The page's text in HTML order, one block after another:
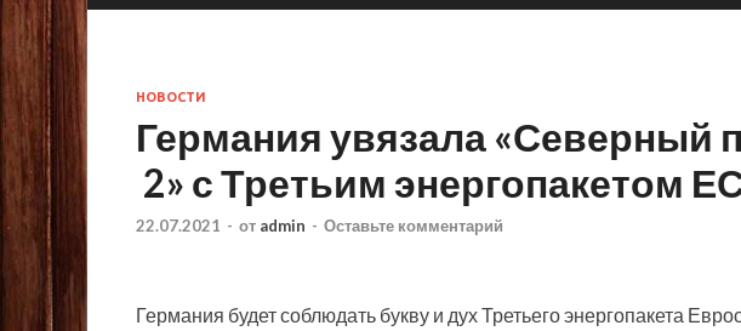
НОВОСТИ
Германия увязала «Северный
2» с Третьим энергопакетом
22.07.2021 - от admin - Оставьте комментарий
Германия будет соблюдать букву и дух Третьего энергопакета